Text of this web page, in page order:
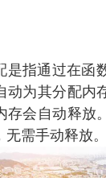
是指通过在函
动为其分配内
存会自动释放
需手动释放。